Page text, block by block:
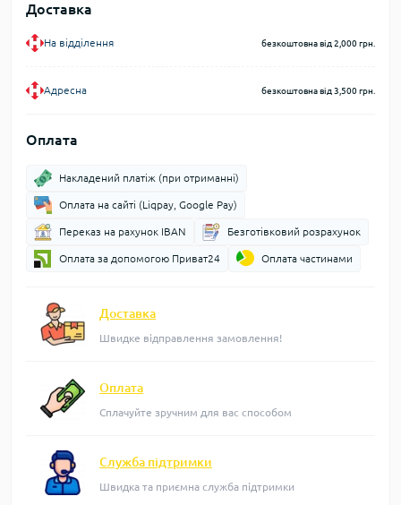
Доставка
На відділення безкоштовна від 2,000 грн.
Адресна безкоштовна від 3,500 грн.
Оплата
Накладений платіж (при отриманні)
Оплата на сайті (Liqpay, Google Pay)
Переказ на рахунок IBAN Безготівковий розрахунок
Оплата за допомогою Приват24 Оплата частинами
Доставка
Швидке відправлення замовлення!
Оплата
Сплачуйте зручним для вас способом
Служба підтримки
Швидка та приємна служба підтримки